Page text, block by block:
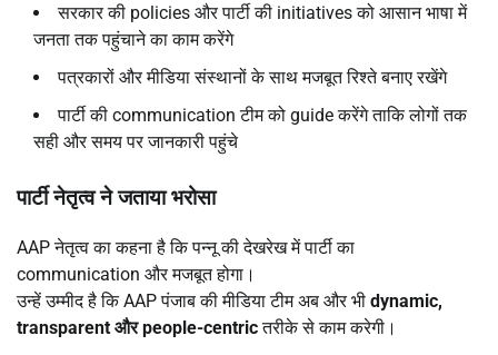
सरकार की policies और पार्टी की initiatives को आसान भाषा में
जनता तक पहुंचाने का काम करेंगे
पत्रकारों और मीडिया संस्थानों के साथ मजबूत रिश्ते बनाए रखेंगे
पार्टी की communication टीम को guide करेंगे ताकि लोगों तक
सही और समय पर जानकारी पहुंचे
पार्टी नेतृत्व ने जताया भरोसा
AAP नेतृत्व का कहना है कि पन्नू की देखरेख में पार्टी का
communication और मजबूत होगा।
उन्हें उम्मीद है कि AAP पंजाब की मीडिया टीम अब और भी dynamic,
transparent और people-centricतरीके से काम करेगी।